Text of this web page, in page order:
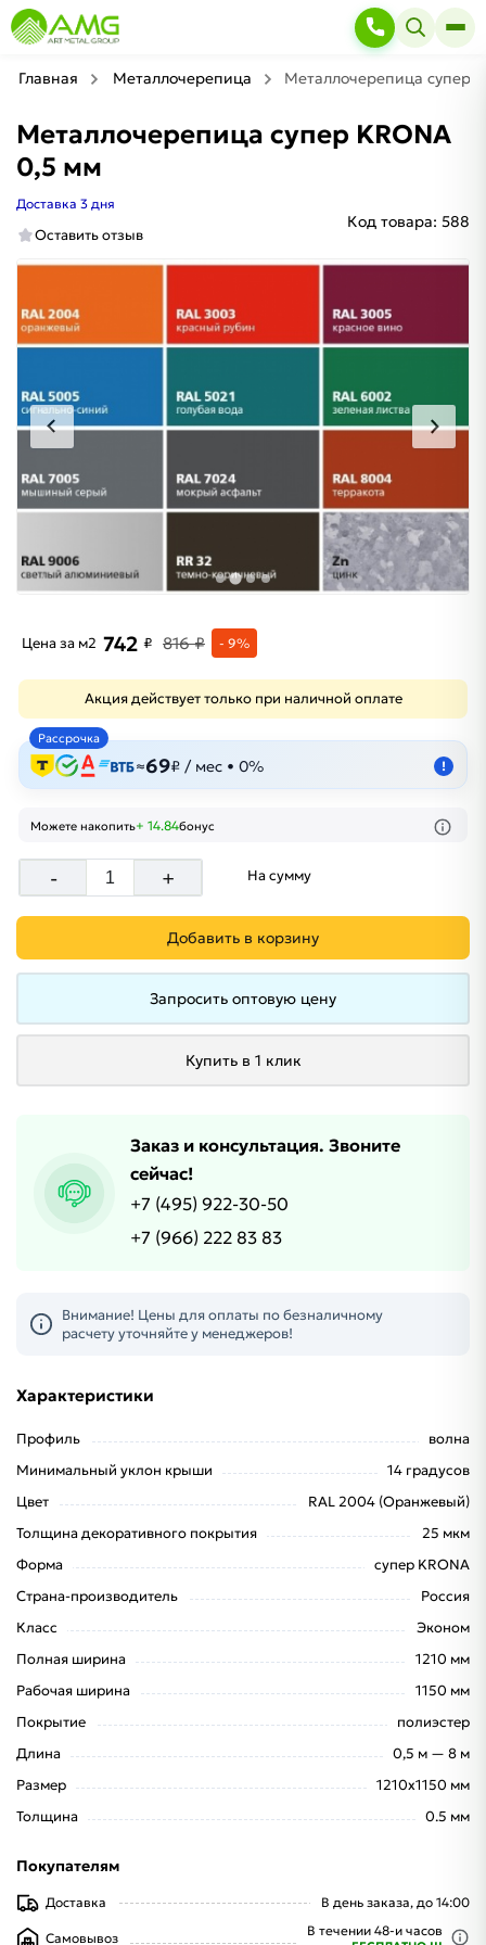
Главная Металлочерепица Металлочерепица супер
Металлочерепица супер KRONA
0,5 мм
Доставка 3 дня
Оставить отзыв
Код товара: 588
Цена за м2 742 ₽ 816 ₽ - 9%
Акция действует только при наличной оплате
Рассрочка
≈69₽ / мес • 0% !
Можете накопить+ 14.84бонус
- + На сумму
Добавить в корзину
Запросить оптовую цену
Купить в 1 клик
Заказ и консультация. Звоните
сейчас!
+7 (495) 922-30-50
+7 (966) 222 83 83
Внимание! Цены для оплаты по безналичному
расчету уточняйте у менеджеров!
Характеристики
Профиль
волна
Минимальный уклон крыши
14 градусов
Цвет
RAL 2004 (Оранжевый)
Толщина декоративного покрытия
25 мкм
Форма
супер KRONA
Страна-производитель
Россия
Класс
Эконом
Полная ширина
1210 мм
Рабочая ширина
1150 мм
Покрытие
полиэстер
Длина
0,5 м — 8 м
Размер
1210х1150 мм
Толщина
0.5 мм
Покупателям
Доставка В день заказа, до 14:00
Самовывоз В течении 48-и часов